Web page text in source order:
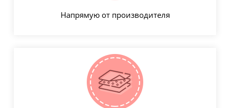
Напрямую от производителя